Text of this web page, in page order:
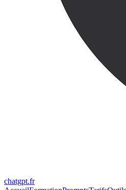
chatgpt.fr